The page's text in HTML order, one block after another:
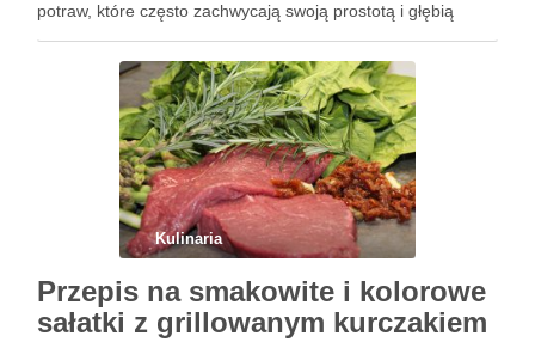
potraw, które często zachwycają swoją prostotą i głębią
dobrane przyprawy odgrywają kluczową rolę, a ich
połączenie …
Kulinaria
Przepis na smakowite i kolorowe
sałatki z grillowanym kurczakiem